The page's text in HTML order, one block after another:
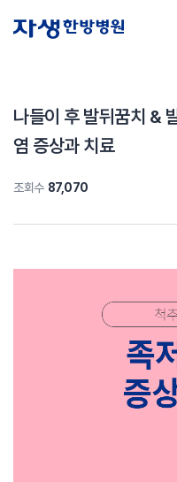
#추나요법
나들이 후 발뒤꿈치 &
염 증상과 치료
조회수 87,070